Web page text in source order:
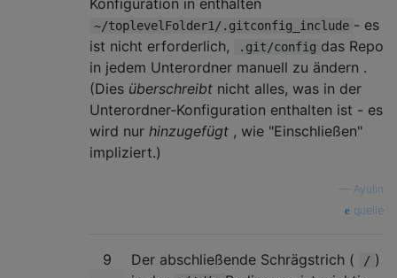
~/toplevelFolder1/.gitconfig_include - es
ist nicht erforderlich,
.git/config das Repo
in jedem Unterordner manuell zu ändern .
(Dies überschreibt nicht alles, was in der
Unterordner-Konfiguration enthalten ist - es
wird nur hinzugefügt , wie "Einschließen"
impliziert.)
Ayulin
quelle
9 Der abschließende Schrägstrich ( / )